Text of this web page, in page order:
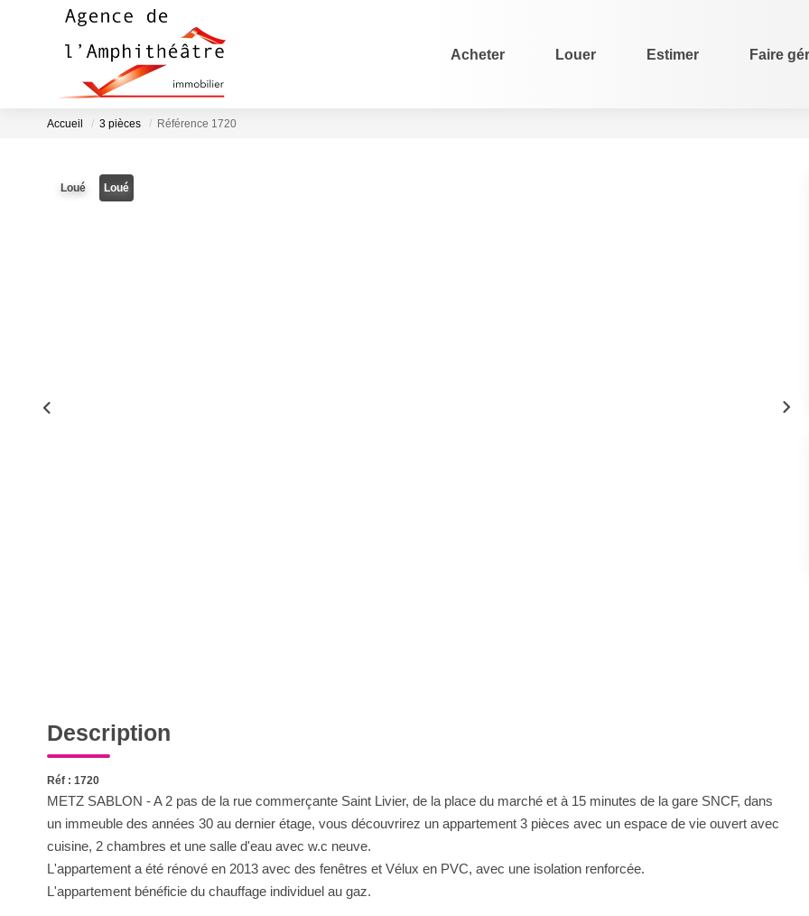
Acheter Louer Estimer Faire
Accueil 3 pièces Référence 1720
Loué Loué
Description
Réf : 1720
METZ SABLON - A 2 pas de la rue commerçante Saint Livier, de la place du marché et à 15 minutes de la gare SNCF, dans
un immeuble des années 30 au dernier étage, vous découvrirez un appartement 3 pièces avec un espace de vie ouvert avec
cuisine, 2 chambres et une salle d'eau avec w.c neuve.
L'appartement a été rénové en 2013 avec des fenêtres et Vélux en PVC, avec une isolation renforcée.
L'appartement bénéficie du chauffage individuel au gaz.